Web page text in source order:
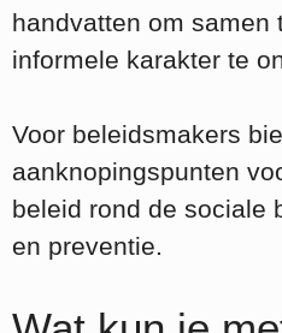
handvatten om samen
informele karakter te
Voor beleidsmakers
aanknopingspunten
beleid rond de sociale
en preventie.